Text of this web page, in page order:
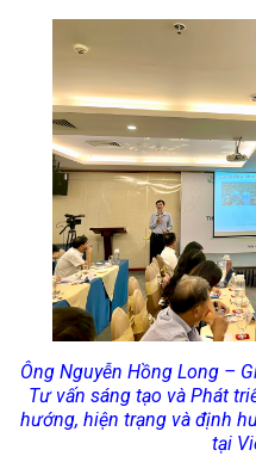
Ông Nguyễn Hồng Long –
Tư vấn sáng tạo và Phát
hướng, hiện trạng và định
tại